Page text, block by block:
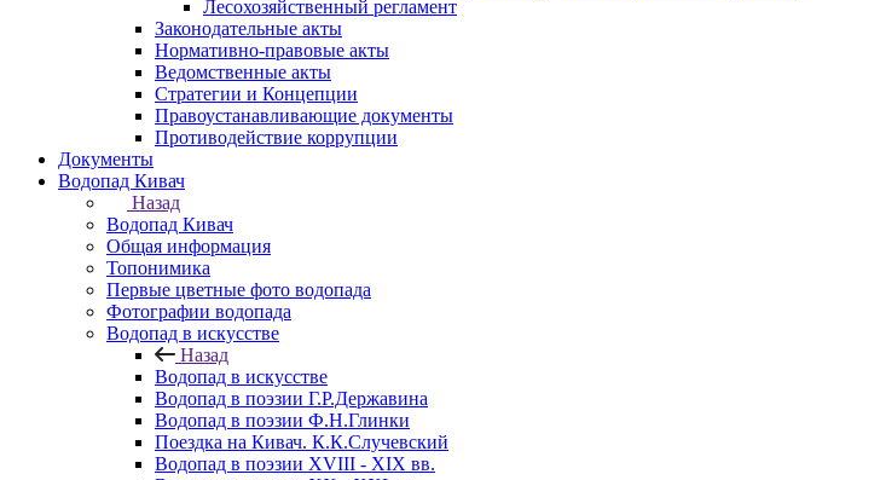
Лесохозяйственный регламент
Законодательные акты
Нормативно-правовые акты
Ведомственные акты
Стратегии и Концепции
Правоустанавливающие документы
Противодействие коррупции
Документы
Водопад Кивач
Назад
Водопад Кивач
Общая информация
Топонимика
Первые цветные фото водопада
Фотографии водопада
Водопад в искусстве
Назад
Водопад в искусстве
Водопад в поэзии Г.Р.Державина
Водопад в поэзии Ф.Н.Глинки
Поездка на Кивач. К.К.Случевский
Водопад в поэзии XVIII - XIX вв.